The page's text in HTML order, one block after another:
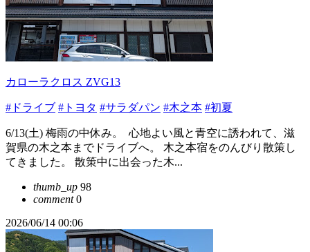
カローラクロス ZVG13
#ドライブ #トヨタ #サラダパン #木之本 #初夏
6/13(土) 梅雨の中休み。 ​ 心地よい風と青空に誘われて、滋
賀県の木之本までドライブへ。 ​木之本宿をのんびり散策し
てきました。 散策中に出会った木...
thumb_up 98
comment0
2026/06/14 00:06